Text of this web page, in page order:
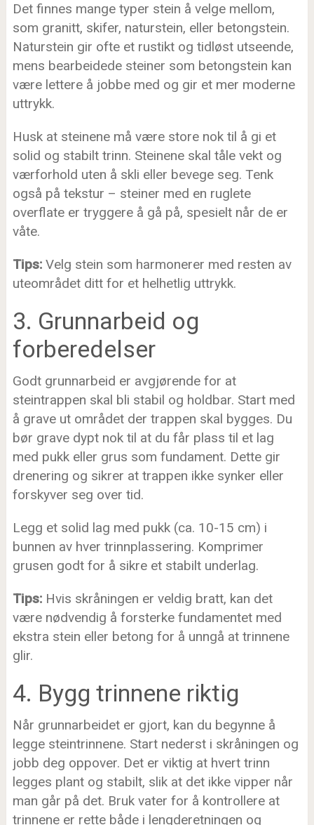
Det finnes mange typer stein å velge mellom,
som granitt, skifer, naturstein, eller betongstein.
Naturstein gir ofte et rustikt og tidløst utseende,
mens bearbeidede steiner som betongstein kan
være lettere å jobbe med og gir et mer moderne
uttrykk.
Husk at steinene må være store nok til å gi et
solid og stabilt trinn. Steinene skal tåle vekt og
værforhold uten å skli eller bevege seg. Tenk
også på tekstur – steiner med en ruglete
overflate er tryggere å gå på, spesielt når de er
våte.
Tips:Velg stein som harmonerer med resten av
uteområdet ditt for et helhetlig uttrykk.
3. Grunnarbeid og
forberedelser
Godt grunnarbeid er avgjørende for at
steintrappen skal bli stabil og holdbar. Start med
å grave ut området der trappen skal bygges. Du
bør grave dypt nok til at du får plass til et lag
med pukk eller grus som fundament. Dette gir
drenering og sikrer at trappen ikke synker eller
forskyver seg over tid.
Legg et solid lag med pukk (ca. 10-15 cm) i
bunnen av hver trinnplassering. Komprimer
grusen godt for å sikre et stabilt underlag.
Tips:Hvis skråningen er veldig bratt, kan det
være nødvendig å forsterke fundamentet med
ekstra stein eller betong for å unngå at trinnene
glir.
4. Bygg trinnene riktig
Når grunnarbeidet er gjort, kan du begynne å
legge steintrinnene. Start nederst i skråningen og
jobb deg oppover. Det er viktig at hvert trinn
legges plant og stabilt, slik at det ikke vipper når
man går på det. Bruk vater for å kontrollere at
trinnene er rette både i lengderetningen og